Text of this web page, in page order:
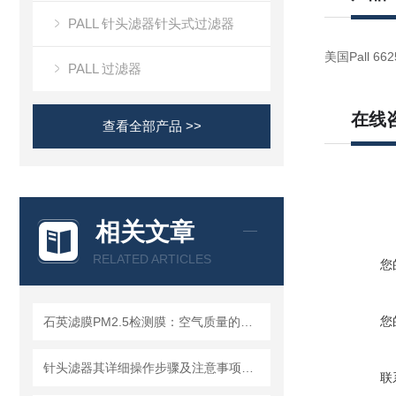
PALL 针头滤器针头式过滤器
PALL 过滤器
查看全部产品 >>
相关文章
RELATED ARTICLES
美国Pall
在线
您
您
联